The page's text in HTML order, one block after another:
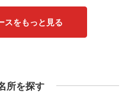
スをもっと見る
所を探す